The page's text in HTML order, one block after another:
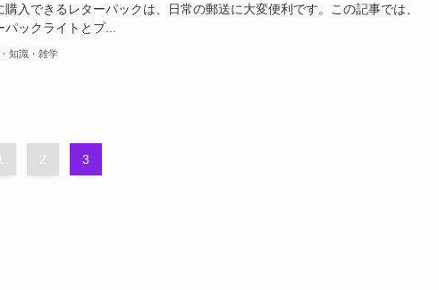
購入できるレターパックは、日常の郵送に大変便利です。この記事では、
パックライトとプ...
知識・雑学
2 3